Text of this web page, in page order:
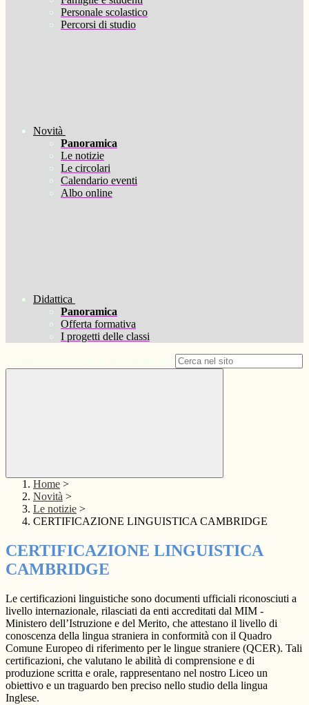
Personale scolastico
Percorsi di studio
Novità
Panoramica
Le notizie
Le circolari
Calendario eventi
Albo online
Didattica
Panoramica
Offerta formativa
I progetti delle classi
Home >
Novità >
Le notizie >
CERTIFICAZIONE LINGUISTICA CAMBRIDGE
CERTIFICAZIONE LINGUISTICA
CAMBRIDGE
Le certificazioni linguistiche sono documenti ufficiali riconosciuti a
livello internazionale, rilasciati da enti accreditati dal MIM -
Ministero dell’Istruzione e del Merito, che attestano il livello di
conoscenza della lingua straniera in conformità con il Quadro
Comune Europeo di riferimento per le lingue straniere (QCER). Tali
certificazioni, che valutano le abilità di comprensione e di
produzione scritta e orale, rappresentano nel nostro Liceo un
obiettivo e un traguardo ben preciso nello studio della lingua
Inglese.